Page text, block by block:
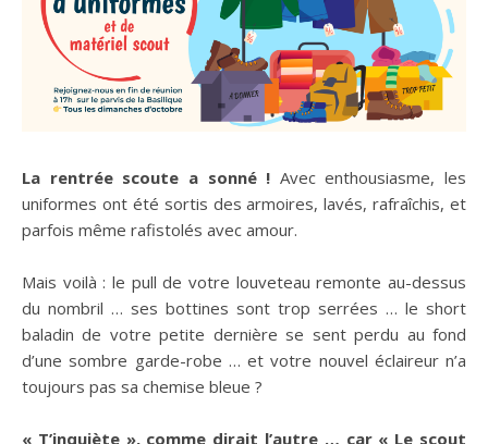
La rentrée scoute a sonné ! Avec enthousiasme, les
uniformes ont été sortis des armoires, lavés, rafraîchis, et
parfois même rafistolés avec amour.
Mais voilà : le pull de votre louveteau remonte au-dessus
du nombril … ses bottines sont trop serrées … le short
baladin de votre petite dernière se sent perdu au fond
d’une sombre garde-robe … et votre nouvel éclaireur n’a
toujours pas sa chemise bleue ?
« T’inquiète », comme dirait l’autre … car « Le scout